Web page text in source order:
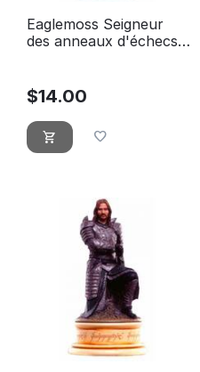
Eaglemoss Seigneur
des anneaux d'échecs
$14.00